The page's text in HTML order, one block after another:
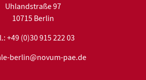
Uhlandstraße 97
10715 Berlin
+49 (0)30 915 222 03
berlin@novum-pae.de